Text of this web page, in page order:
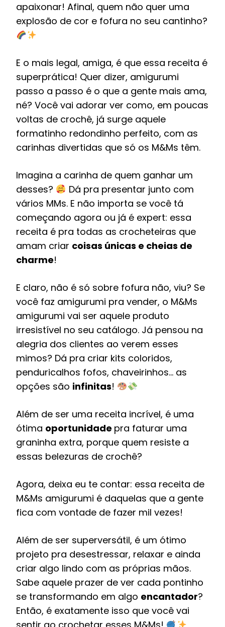
apaixonar! Afinal, quem não quer uma
explosão de cor e fofura no seu cantinho?
E o mais legal, amiga, é que essa receita é
superprática! Quer dizer, amigurumi
passo a passo é o que a gente mais ama,
né? Você vai adorar ver como, em poucas
voltas de crochê, já surge aquele
formatinho redondinho perfeito, com as
carinhas divertidas que só os M&Ms têm.
Imagina a carinha de quem ganhar um
desses?
Dá pra presentar junto com
vários MMs. E não importa se você tá
começando agora ou já é expert: essa
receita é pra todas as crocheteiras que
amam criar coisas únicas e cheias de
charme!
E claro, não é só sobre fofura não, viu? Se
você faz amigurumi pra vender, o M&Ms
amigurumi vai ser aquele produto
irresistível no seu catálogo. Já pensou na
alegria dos clientes ao verem esses
mimos? Dá pra criar kits coloridos,
penduricalhos fofos, chaveirinhos… as
opções são infinitas!
Além de ser uma receita incrível, é uma
ótima oportunidade pra faturar uma
graninha extra, porque quem resiste a
essas belezuras de crochê?
Agora, deixa eu te contar: essa receita de
M&Ms amigurumi é daquelas que a gente
fica com vontade de fazer mil vezes!
Além de ser superversátil, é um ótimo
projeto pra desestressar, relaxar e ainda
criar algo lindo com as próprias mãos.
Sabe aquele prazer de ver cada pontinho
se transformando em algo encantador?
Então, é exatamente isso que você vai